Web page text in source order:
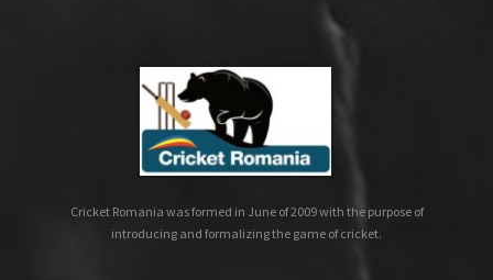
Cricket Romania was formed in June of 2009 with the purpose of
introducing and formalizing the game of cricket.